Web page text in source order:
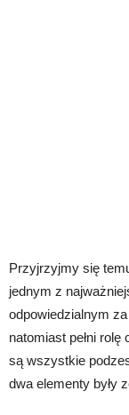
Przyjrzyjmy się
jednym z
odpowiedzialnym za
natomiast pełni rolę
są wszystkie
dwa elementy były